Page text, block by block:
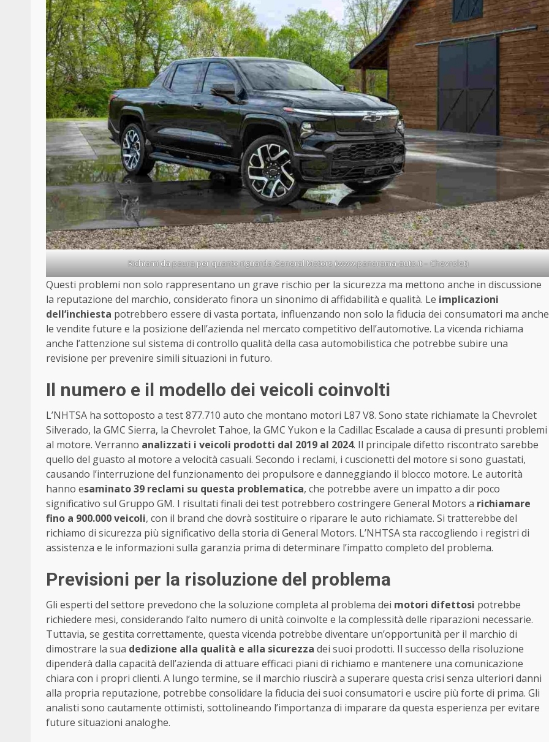
Richiami da paura per quanto riguarda General Motors (www.panorama-auto.it – Chevrolet)
Questi problemi non solo rappresentano un grave rischio per la sicurezza ma mettono anche in discussione
la reputazione del marchio, considerato finora un sinonimo di affidabilità e qualità. Le implicazioni
dell’inchiesta potrebbero essere di vasta portata, influenzando non solo la fiducia dei consumatori ma anche
le vendite future e la posizione dell’azienda nel mercato competitivo dell’automotive. La vicenda richiama
anche l’attenzione sul sistema di controllo qualità della casa automobilistica che potrebbe subire una
revisione per prevenire simili situazioni in futuro.
Il numero e il modello dei veicoli coinvolti
L’NHTSA ha sottoposto a test 877.710 auto che montano motori L87 V8. Sono state richiamate la Chevrolet
Silverado, la GMC Sierra, la Chevrolet Tahoe, la GMC Yukon e la Cadillac Escalade a causa di presunti problemi
al motore. Verranno analizzati i veicoli prodotti dal 2019 al 2024. Il principale difetto riscontrato sarebbe
quello del guasto al motore a velocità casuali. Secondo i reclami, i cuscionetti del motore si sono guastati,
causando l’interruzione del funzionamento dei propulsore e danneggiando il blocco motore. Le autorità
hanno esaminato 39 reclami su questa problematica, che potrebbe avere un impatto a dir poco
significativo sul Gruppo GM. I risultati finali dei test potrebbero costringere General Motors a richiamare
fino a 900.000 veicoli, con il brand che dovrà sostituire o riparare le auto richiamate. Si tratterebbe del
richiamo di sicurezza più significativo della storia di General Motors. L’NHTSA sta raccogliendo i registri di
assistenza e le informazioni sulla garanzia prima di determinare l’impatto completo del problema.
Previsioni per la risoluzione del problema
Gli esperti del settore prevedono che la soluzione completa al problema dei motori difettosi potrebbe
richiedere mesi, considerando l’alto numero di unità coinvolte e la complessità delle riparazioni necessarie.
Tuttavia, se gestita correttamente, questa vicenda potrebbe diventare un’opportunità per il marchio di
dimostrare la sua dedizione alla qualità e alla sicurezza dei suoi prodotti. Il successo della risoluzione
dipenderà dalla capacità dell’azienda di attuare efficaci piani di richiamo e mantenere una comunicazione
chiara con i propri clienti. A lungo termine, se il marchio riuscirà a superare questa crisi senza ulteriori danni
alla propria reputazione, potrebbe consolidare la fiducia dei suoi consumatori e uscire più forte di prima. Gli
analisti sono cautamente ottimisti, sottolineando l’importanza di imparare da questa esperienza per evitare
future situazioni analoghe.